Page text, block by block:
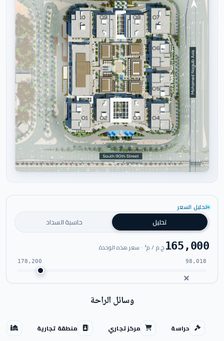
تحليل السعر
تحليل حاسبة السداد
165,000ج.م / م² · سعر هذه الوحدة
98,018
178,200
وسائل الراحة
حراسة مركز تجاري منطقة تجارية